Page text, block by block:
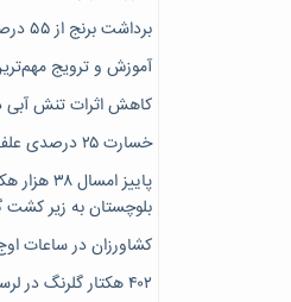
برداشت برنج از ۵۵ درصد اراضی شالیکاری گیلان
آموزش و ترویج
کاهش اثرات تنش
خسارت ۲۵ درصدی علف‌های هرز به محصولات کشاورزی
پاییز
بلوچستان به زیر کشت
کشاورزان در ساعات
۴۰۲ هکتار گلرنگ در لرستان کشت شده است